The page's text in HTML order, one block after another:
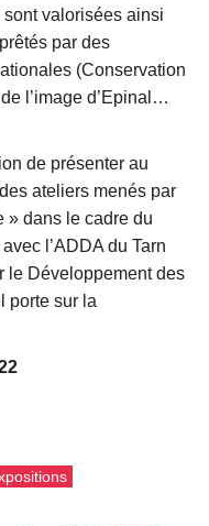
valorisées ainsi
par des
(Conservation
l’image d’Epinal…
de présenter au
ateliers menés par
» dans le cadre du
l’ADDA du Tarn
le Développement des
porte sur la